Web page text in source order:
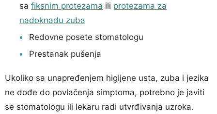
sa fiksnim protezama ili protezama za
nadoknadu zuba
Redovne posete stomatologu
Prestanak pušenja
Ukoliko sa unapređenjem higijene usta, zuba i jezika
ne dođe do povlačenja simptoma, potrebno je javiti
se stomatologu ili lekaru radi utvrđivanja uzroka.